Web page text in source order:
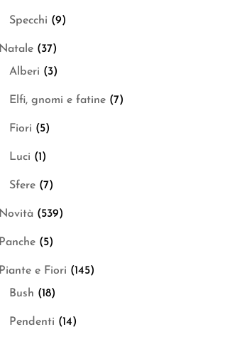
Specchi (9)
Natale (37)
Alberi (3)
Elfi, gnomi e fatine (7)
Fiori (5)
Luci (1)
Sfere (7)
Novità (539)
Panche (5)
Piante e Fiori (145)
Bush (18)
Pendenti (14)